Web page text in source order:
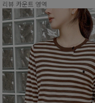
리뷰 카운트 영역